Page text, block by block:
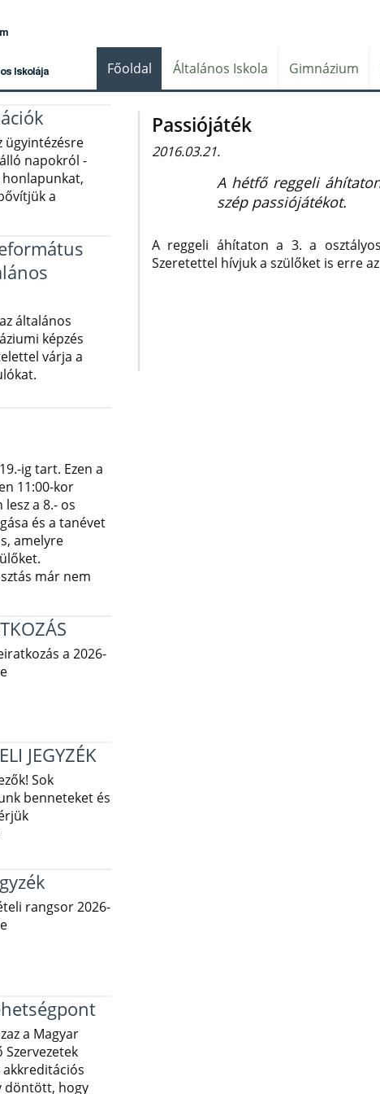
Főoldal Általános Iskola Gimnázium
ügyintézésre
napokról -
a
általános
képzés
várja a
ig tart. Ezen a
11:00-kor
a 8.- os
és a tanévet
amelyre
már nem
a 2026-
JEGYZÉK
Sok
benneteket és
rangsor 2026-
a Magyar
akkreditációs
döntött, hogy
Passiójáték
2016.03.21.
A hétfő reggeli
szép passiójátékot.
A reggeli áhítaton a 3. a
Szeretettel hívjuk a szülőket is erre